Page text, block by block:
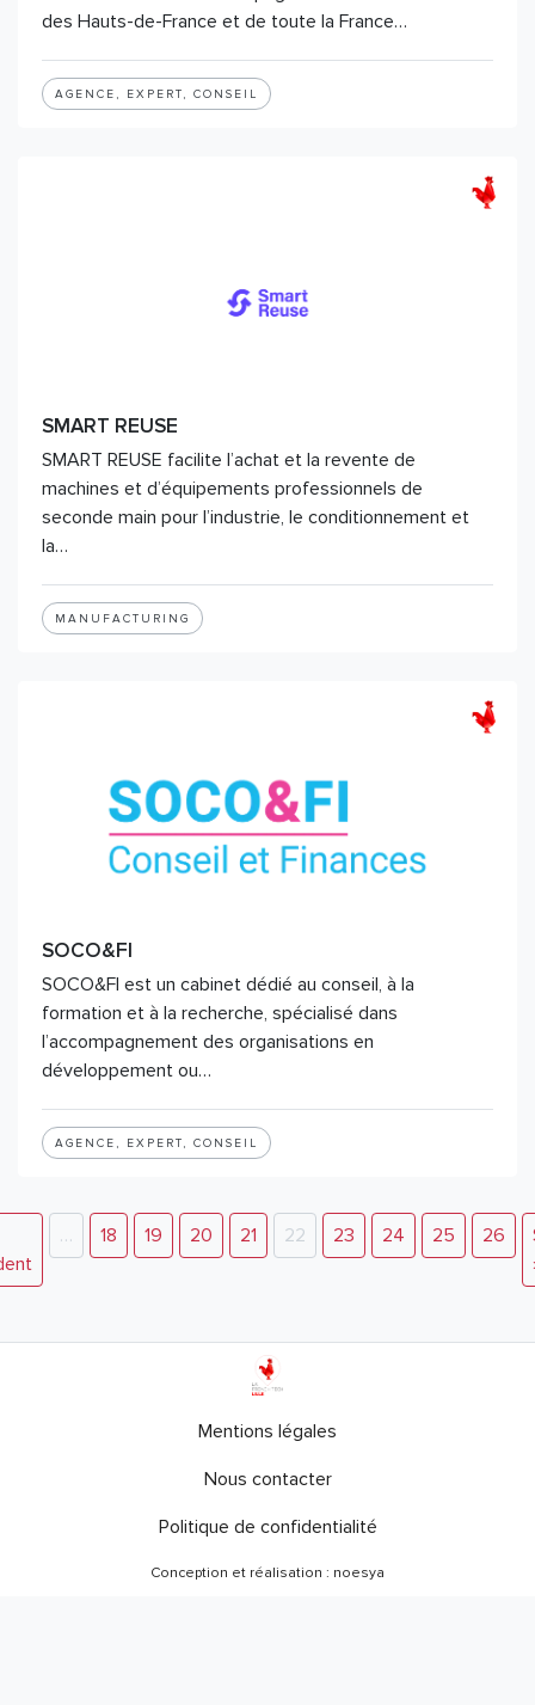
des Hauts-de-France et de toute la France…
AGENCE, EXPERT, CONSEIL
SMART REUSE
SMART REUSE facilite l’achat et la revente de
machines et d’équipements professionnels de
seconde main pour l’industrie, le conditionnement et
la…
MANUFACTURING
SOCO&FI
SOCO&FI est un cabinet dédié au conseil, à la
formation et à la recherche, spécialisé dans
l’accompagnement des organisations en
développement ou…
AGENCE, EXPERT, CONSEIL
… 18 19 20 21 22 23 24 25 26
Mentions légales
Nous contacter
Politique de confidentialité
Conception et réalisation : noesya